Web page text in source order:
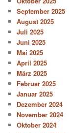
September 2025
August 2025
Juli 2025
Juni 2025
Mai 2025
April 2025
März 2025
Februar 2025
Januar 2025
Dezember 2024
November 2024
Oktober 2024